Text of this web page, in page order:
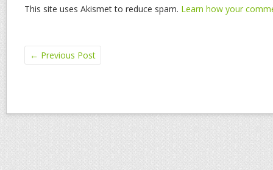
This site uses Akismet to reduce spam. Learn how your
← Previous Post